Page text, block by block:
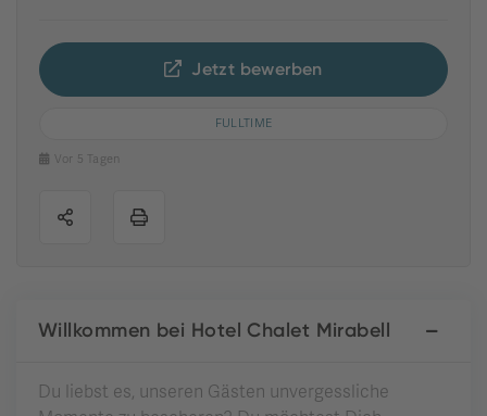
Jetzt bewerben
FULLTIME
Vor 5 Tagen
Willkommen bei Hotel Chalet Mirabell
Du liebst es, unseren Gästen unvergessliche